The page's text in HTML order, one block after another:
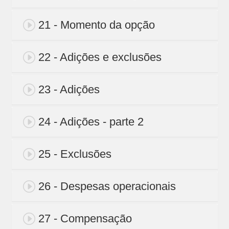
21 - Momento da opção
22 - Adições e exclusões
23 - Adições
24 - Adições - parte 2
25 - Exclusões
26 - Despesas operacionais
27 - Compensação